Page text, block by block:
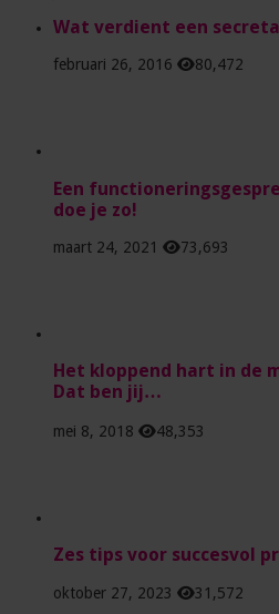
Wat verdient een
februari 26, 2016 80,472
Een
doe je zo!
maart 24, 2021 73,693
Het kloppend hart in de
Dat ben jij…
mei 8, 2018 48,353
Zes tips voor succesvol
oktober 27, 2023 31,572